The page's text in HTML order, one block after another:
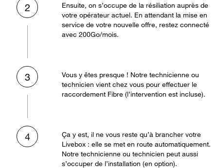
2
Ensuite, on s’occupe de la résiliation auprès de
votre opérateur actuel. En attendant la mise en
service de votre nouvelle offre, restez connecté
avec 200Go/mois.
3
Vous y êtes presque ! Notre technicienne ou
technicien vient chez vous pour effectuer le
raccordement Fibre (l’intervention est incluse).
4
Ça y est, il ne vous reste qu’à brancher votre
Livebox : elle se met en route automatiquement.
Notre technicienne ou technicien peut aussi
s’occuper de l’installation (en option).